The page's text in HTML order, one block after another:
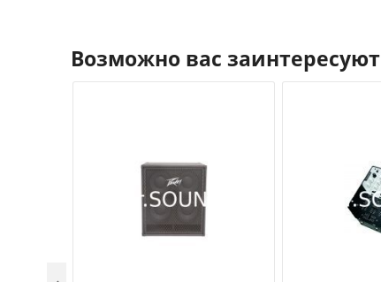
Возможно вас заинтересуют